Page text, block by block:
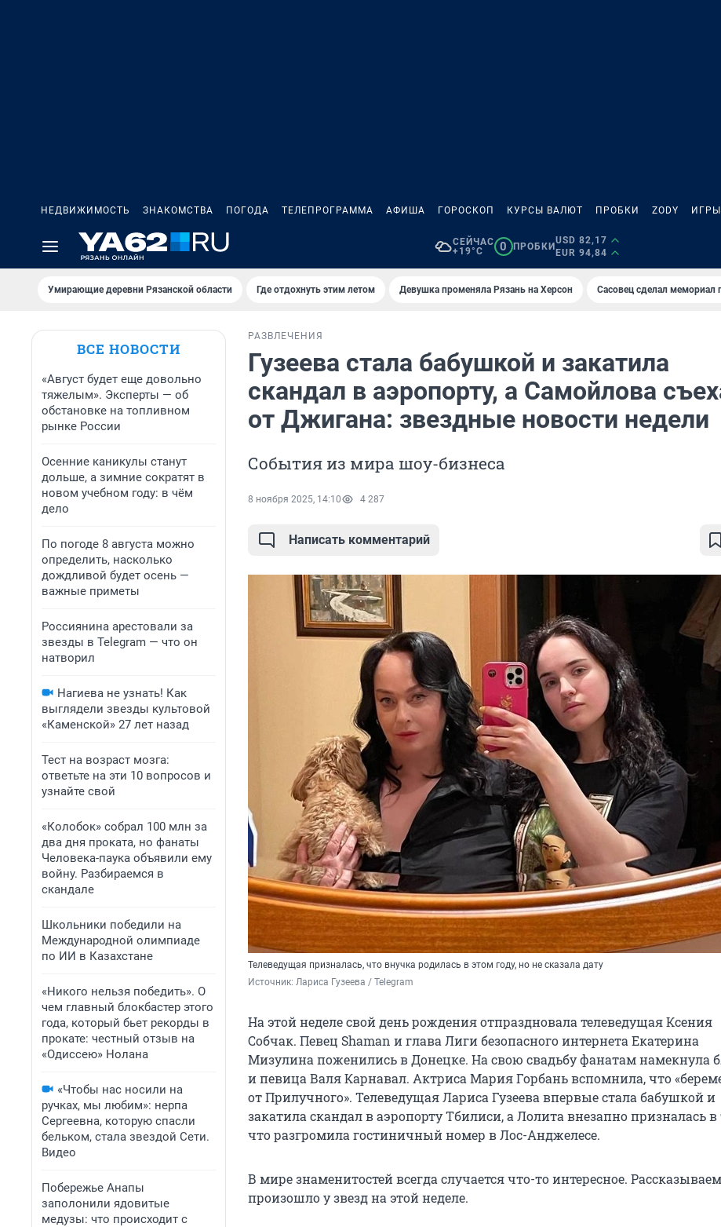
НЕДВИЖИМОСТЬ ЗНАКОМСТВА ПОГОДА ТЕЛЕПРОГРАММА АФИША ГОРОСКОП КУРСЫ ВАЛЮТ ПРОБКИ ZODY ИГРЫ
СЕЙЧАС
+19°C
0 ПРОБКИ
USD 82,17
EUR 94,84
Умирающие деревни Рязанской области Где отдохнуть этим летом Девушка променяла Рязань на Херсон Сасовец сделал мемориал
ВСЕ НОВОСТИ
«Август будет еще довольно
тяжелым». Эксперты — об
обстановке на топливном
рынке России
Осенние каникулы станут
дольше, а зимние сократят в
новом учебном году: в чём
дело
По погоде 8 августа можно
определить, насколько
дождливой будет осень —
важные приметы
Россиянина арестовали за
звезды в Telegram — что он
натворил
Нагиева не узнать! Как
выглядели звезды культовой
«Каменской» 27 лет назад
Тест на возраст мозга:
ответьте на эти 10 вопросов и
узнайте свой
«Колобок» собрал 100 млн за
два дня проката, но фанаты
Человека-паука объявили ему
войну. Разбираемся в
скандале
Школьники победили на
Международной олимпиаде
по ИИ в Казахстане
«Никого нельзя победить». О
чем главный блокбастер этого
года, который бьет рекорды в
прокате: честный отзыв на
«Одиссею» Нолана
«Чтобы нас носили на
ручках, мы любим»: нерпа
Сергеевна, которую спасли
бельком, стала звездой Сети.
Видео
Побережье Анапы
заполонили ядовитые
медузы: что происходит с
РАЗВЛЕЧЕНИЯ
Гузеева стала бабушкой и закатила
скандал в аэропорту, а Самойлова
от Джигана: звездные новости недели
События из мира шоу-бизнеса
8 ноября 2025, 14:10 4 287
Написать комментарий
Телеведущая призналась, что внучка родилась в этом году, но не сказала дату
Источник: Лариса Гузеева / Telegram
На этой неделе свой день рождения отпраздновала телеведущая Ксения
Собчак. Певец Shaman и глава Лиги безопасного интернета Екатерина
Мизулина поженились в Донецке. На свою свадьбу фанатам намекнула
и певица Валя Карнавал. Актриса Мария Горбань вспомнила, что
от Прилучного». Телеведущая Лариса Гузеева впервые стала бабушкой и
закатила скандал в аэропорту Тбилиси, а Лолита внезапно призналась в
что разгромила гостиничный номер в Лос-Анджелесе.
В мире знаменитостей всегда случается что-то интересное.
произошло у звезд на этой неделе.